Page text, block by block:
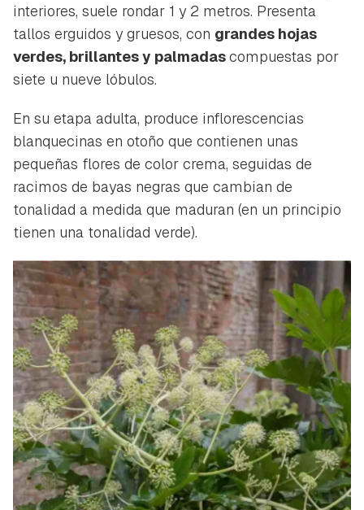
interiores, suele rondar 1 y 2 metros. Presenta
tallos erguidos y gruesos, con grandes hojas
verdes, brillantes y palmadascompuestas por
siete u nueve lóbulos.
En su etapa adulta, produce inflorescencias
blanquecinas en otoño que contienen unas
pequeñas flores de color crema, seguidas de
racimos de bayas negras que cambian de
tonalidad a medida que maduran (en un principio
tienen una tonalidad verde).